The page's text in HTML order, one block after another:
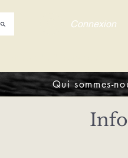
Connexion
Qui sommes-